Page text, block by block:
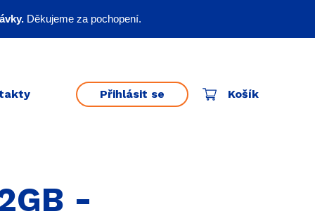
Děkujeme za pochopení.
Přihlásit se Košík
-